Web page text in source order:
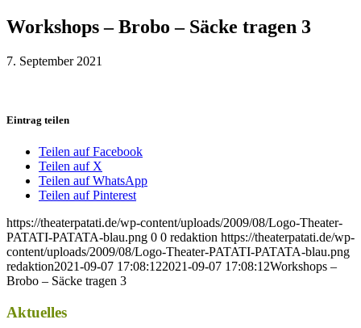
Workshops – Brobo – Säcke tragen 3
7. September 2021
Eintrag teilen
Teilen auf Facebook
Teilen auf X
Teilen auf WhatsApp
Teilen auf Pinterest
https://theaterpatati.de/wp-content/uploads/2009/08/Logo-Theater-
PATATI-PATATA-blau.png 0 0 redaktion https://theaterpatati.de/wp-
content/uploads/2009/08/Logo-Theater-PATATI-PATATA-blau.png
redaktion2021-09-07 17:08:122021-09-07 17:08:12Workshops –
Brobo – Säcke tragen 3
Aktuelles